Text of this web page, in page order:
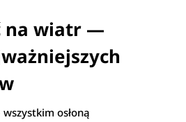
na wiatr —
osłoną